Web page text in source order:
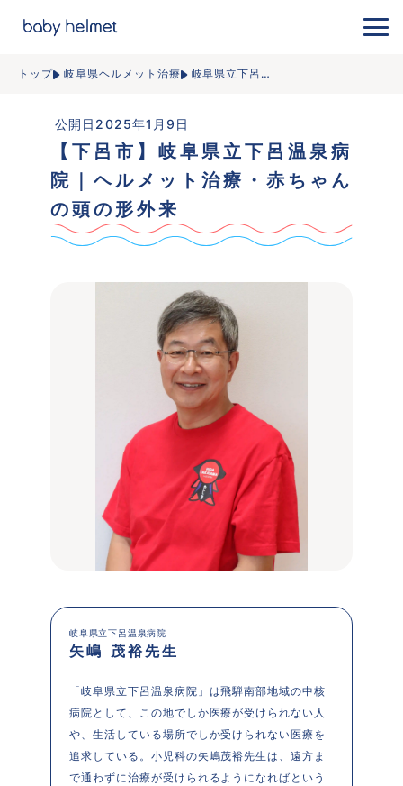
トップ 岐阜県ヘルメット治療 岐阜県立下呂 …
公開日2025年1月9日
【下呂市】岐阜県立下呂温泉病
院｜ヘルメット治療・赤ちゃん
の頭の形外来
岐阜県立下呂温泉病院
矢嶋 茂裕先生
「岐阜県立下呂温泉病院」は飛騨南部地域の中核
病院として、この地でしか医療が受けられない人
や、生活している場所でしか受けられない医療を
追求している。小児科の矢嶋茂裕先生は、遠方ま
で通わずに治療が受けられるようになればという